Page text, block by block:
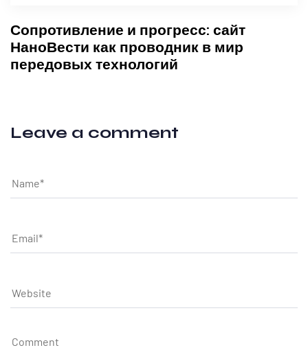
Сопротивление и прогресс: сайт
НаноВести как проводник в мир
передовых технологий
Leave a comment